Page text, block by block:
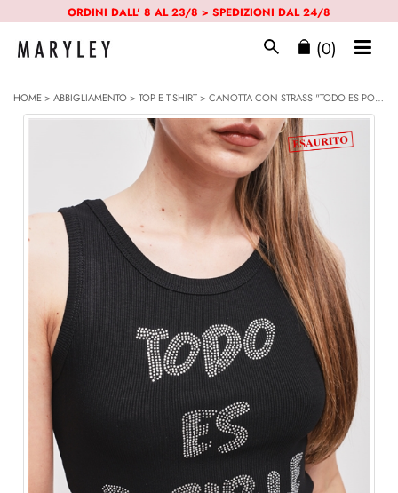
ORDINI DALL' 8 AL 23/8 > SPEDIZIONI DAL 24/8
(0)
HOME>ABBIGLIAMENTO>TOP E T-SHIRT> CANOTTA CON STRASS "TODO ES POSIBLE"